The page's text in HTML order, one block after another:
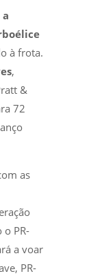
à frota.
,
&
72
as
PR-
a voar
PR-